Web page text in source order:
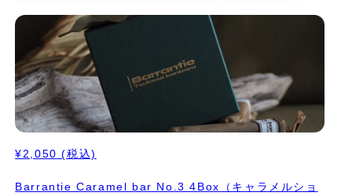
¥2,050 (税込)
Barrantie Caramel bar No.3 4Box（キャラメルショ